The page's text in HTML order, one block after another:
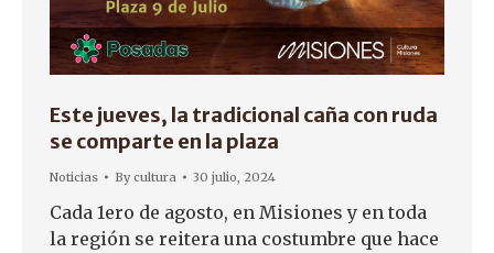
Este jueves, la tradicional caña con ruda
se comparte en la plaza
Noticias Bycultura 30 julio, 2024
Cada 1ero de agosto, en Misiones y en toda
la región se reitera una costumbre que hace